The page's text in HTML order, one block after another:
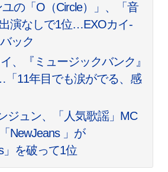
の「O（Circle）」、「音
演なしで1位…EXOカイ-
ック
イ、『ミュージックバンク』
11年目でも涙がでる、感
ジュン、「人気歌謡」MC
NewJeans 」が
」を破って1位